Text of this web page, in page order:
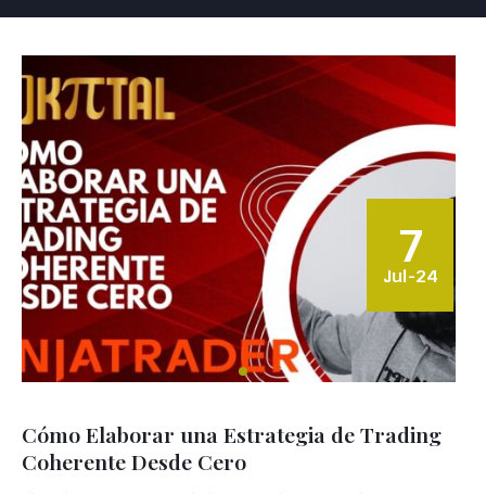
7
Jul-24
Cómo Elaborar una Estrategia de Trading
Coherente Desde Cero